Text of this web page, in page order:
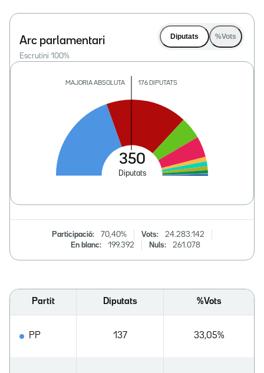
Arc parlamentari
Escrutini 100%
Diputats %Vots
Participació: 70,40% Vots:
24.283.142
En blanc:
199.392 Nuls: 261.078
Partit Diputats %Vots
PP 137 33,05%